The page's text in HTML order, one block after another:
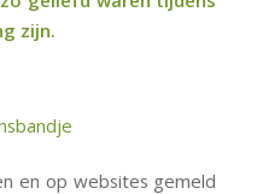
zijn.
en op websites gemeld